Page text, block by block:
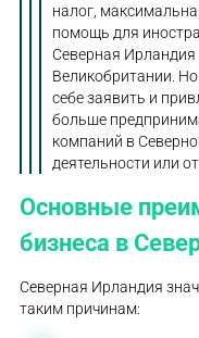
налог,
помощь для
Северная Ирландия
Великобритании.
себе заявить и
больше
компаний в
деятельности или
Основные
бизнеса в
Северная Ирландия
таким причинам: